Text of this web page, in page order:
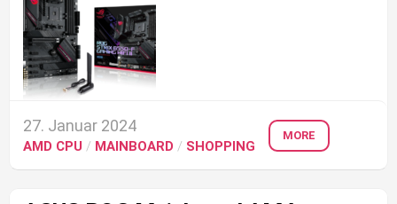
27. Januar 2024
AMD CPU / MAINBOARD / SHOPPING
MORE